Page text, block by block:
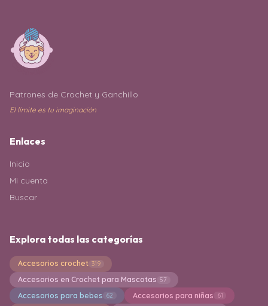
Patrones de Crochet y Ganchillo
El límite es tu imaginación
Enlaces
Inicio
Mi cuenta
Buscar
Explora todas las categorías
Accesorios crochet 319
Accesorios en Crochet para Mascotas 57
Accesorios para bebes 62 Accesorios para niñas 61